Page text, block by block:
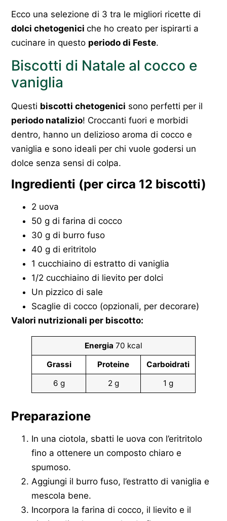
Ecco una selezione di 3 tra le migliori ricette di
dolci chetogenici che ho creato per ispirarti a
cucinare in questo periodo di Feste.
Biscotti di Natale al cocco e
vaniglia
Questi biscotti chetogenici sono perfetti per il
periodo natalizio! Croccanti fuori e morbidi
dentro, hanno un delizioso aroma di cocco e
vaniglia e sono ideali per chi vuole godersi un
dolce senza sensi di colpa.
Ingredienti (per circa 12 biscotti)
2 uova
50 g di farina di cocco
30 g di burro fuso
40 g di eritritolo
1 cucchiaino di estratto di vaniglia
1/2 cucchiaino di lievito per dolci
Un pizzico di sale
Scaglie di cocco (opzionali, per decorare)
Valori nutrizionali per biscotto:
Energia 70 kcal
Grassi
Proteine
Carboidrati
6 g
2 g 1 g
Preparazione
In una ciotola, sbatti le uova con l’eritritolo
fino a ottenere un composto chiaro e
spumoso.
Aggiungi il burro fuso, l’estratto di vaniglia e
mescola bene.
Incorpora la farina di cocco, il lievito e il